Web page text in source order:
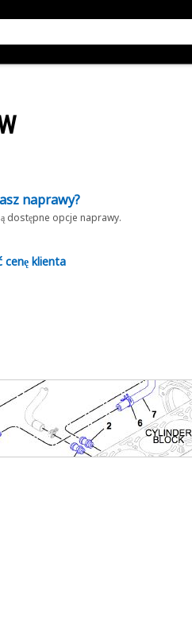
naprawy?
dostępne opcje naprawy.
cenę klienta